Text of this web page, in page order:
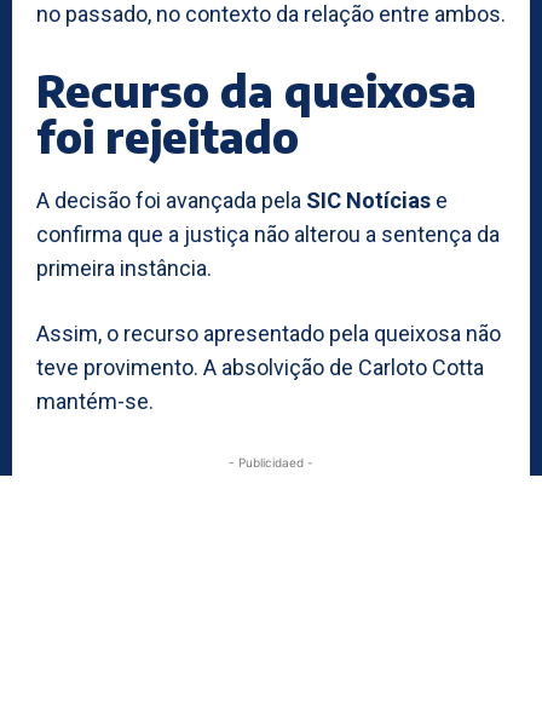
no passado, no contexto da relação entre ambos.
Recurso da queixosa
foi rejeitado
A decisão foi avançada pela SIC Notícias e
confirma que a justiça não alterou a sentença da
primeira instância.
Assim, o recurso apresentado pela queixosa não
teve provimento. A absolvição de Carloto Cotta
mantém-se.
- Publicidaed -